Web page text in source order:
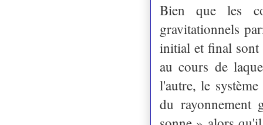
Bien que les
gravitationnels
initial et final sont
au cours de
l'autre, le
du